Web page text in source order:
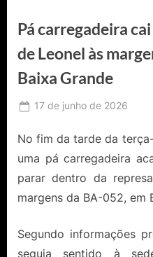
Pá carregadeira
de Leonel às
Baixa Grande
Posted
17 de junho de 2026
No fim da tarde da
uma pá carregadeira
parar dentro da
margens da BA-052, em
Segundo informações
seguia sentido à